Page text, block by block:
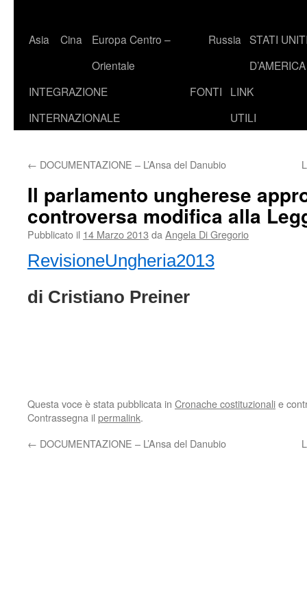
Asia Cina
Europa Centro –
Orientale
Russia STATI
D’AMERICA
INTEGRAZIONE
INTERNAZIONALE
FONTI
LINK
UTILI
← DOCUMENTAZIONE – L’Ansa del Danubio
Il parlamento ungherese
controversa modifica alla
Pubblicato il 14 Marzo 2013 da Angela Di Gregorio
RevisioneUngheria2013
di Cristiano Preiner
Questa voce è stata pubblicata in Cronache costituzionalie
Contrassegna il permalink.
← DOCUMENTAZIONE – L’Ansa del Danubio